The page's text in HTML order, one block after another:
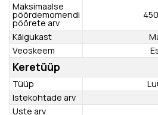
Silindrite arv
Töömaht
Maksimaalne
võimsus
Maksimaalse
võimsuse
pöörete arv
Maksimaalne
pöördemoment